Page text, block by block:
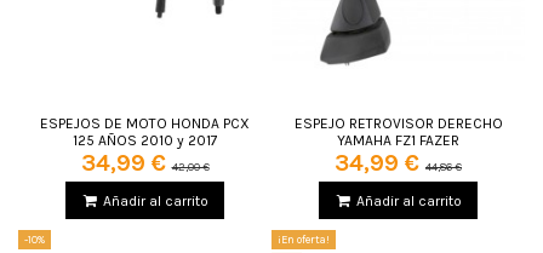
ESPEJOS DE MOTO HONDA PCX
125 AÑOS 2010 y 2017
34,99 €42,00 €
Añadir al carrito
ESPEJO RETROVISOR DERECHO
YAMAHA FZ1 FAZER
34,99 € 44,86 €
Añadir al carrito
-10%
¡En oferta!